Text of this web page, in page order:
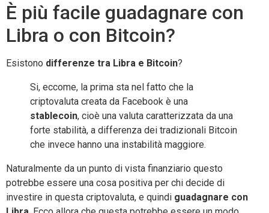
È più facile guadagnare con
Libra o con Bitcoin?
Esistono differenze tra Libra e Bitcoin?
Si, eccome, la prima sta nel fatto che la
criptovaluta creata da Facebook è una
stablecoin, cioè una valuta caratterizzata da una
forte stabilità, a differenza dei tradizionali Bitcoin
che invece hanno una instabilità maggiore.
Naturalmente da un punto di vista finanziario questo
potrebbe essere una cosa positiva per chi decide di
investire in questa criptovaluta, e quindi guadagnare con